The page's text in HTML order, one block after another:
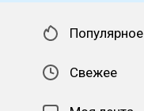
Популярное
Свежее